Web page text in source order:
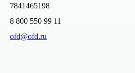
7841465198
8 800 550 99 11
ofd@ofd.ru